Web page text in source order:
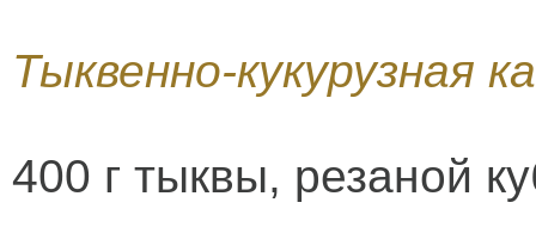
Тыквенно-кукурузная
400 г тыквы, резаной